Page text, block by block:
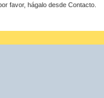
favor, hágalo desde Contacto.